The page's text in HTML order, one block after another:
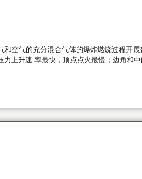
空气的充分混合气体的爆炸燃烧过程开
上升速 率最快，顶点点火最慢；边角和